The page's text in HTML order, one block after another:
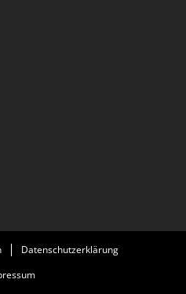
Datenschutzerklärung